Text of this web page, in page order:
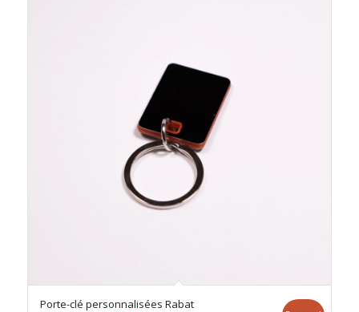
Porte-clé personnalisées Rabat